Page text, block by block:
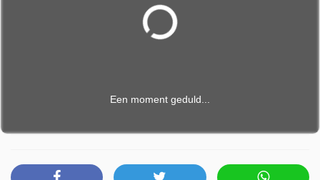
Een moment geduld...